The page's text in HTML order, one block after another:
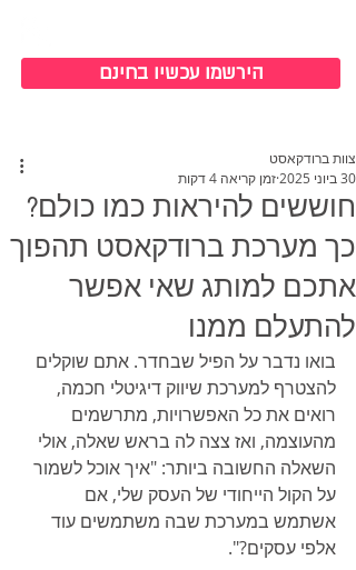
הירשמו עכשיו בחינם
חוששים להיראות כמו כולם?
כך מערכת ברודקאסט תהפוך
אתכם למותג שאי אפשר
להתעלם ממנו
צוות ברודקאסט
30 ביוני 2025
זמן קריאה 4 דקות
בואו נדבר על הפיל שבחדר. אתם שוקלים
להצטרף למערכת שיווק דיגיטלי חכמה,
רואים את כל האפשרויות, מתרשמים
מהעוצמה, ואז צצה לה בראש שאלה, אולי
השאלה החשובה ביותר: "איך אוכל לשמור
על הקול הייחודי של העסק שלי, אם
אשתמש במערכת שבה משתמשים עוד
אלפי עסקים?".